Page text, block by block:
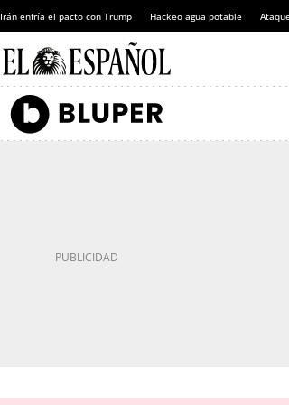
Irán enfría el pacto con Trump Hackeo agua potable